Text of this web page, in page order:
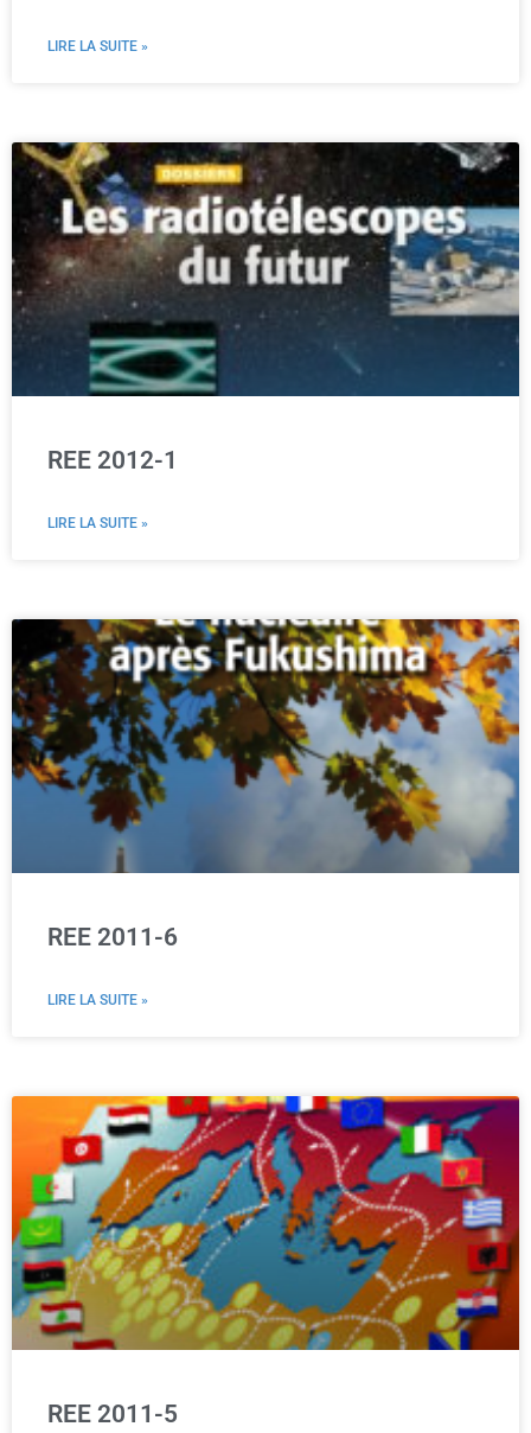
LIRE LA SUITE »
REE 2012-1
LIRE LA SUITE »
REE 2011-6
LIRE LA SUITE »
REE 2011-5